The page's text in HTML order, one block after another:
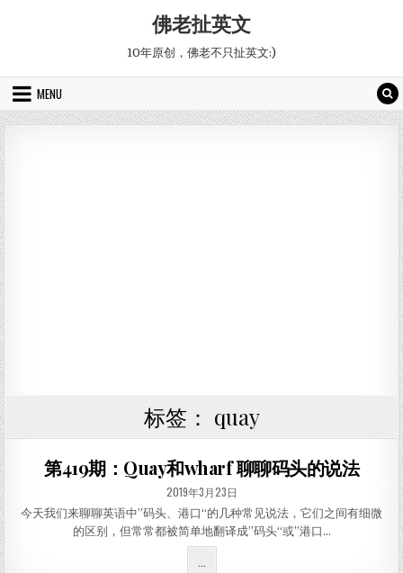
佛老扯英文
10年原创，佛老不只扯英文:)
MENU
标签： quay
第419期：Quay和wharf 聊聊码头的说法
PUBLISHED DATE:
2019年3月23日
今天我们来聊聊英语中”码头、港口“的几种常见说法，它们之间有细微
的区别，但常常都被简单地翻译成”码头“或”港口…
... 第419期：QUAY和WHARF 聊聊码头的说